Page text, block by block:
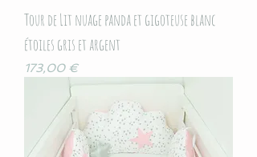
Tour de Lit nuage panda et gigoteuse blanc
étoiles gris et argent
Prix
173,00 €